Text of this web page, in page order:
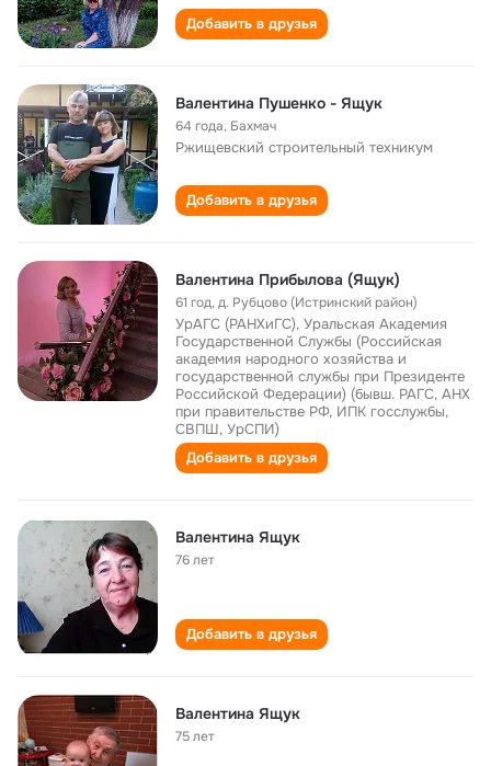
Добавить в друзья
Валентина Пушенко - Ящук
64 года, Бахмач
Ржищевский строительный техникум
Добавить в друзья
Валентина Прибылова (Ящук)
61 год,д. Рубцово (Истринский район)
УрАГС (РАНХиГС), Уральская Академия
Государственной Службы (Российская
академия народного хозяйства и
государственной службы при Президенте
Российской Федерации) (бывш. РАГС, АНХ
при правительстве РФ, ИПК госслужбы,
СВПШ, УрСПИ)
Добавить в друзья
Валентина Ящук
76 лет
Добавить в друзья
Валентина Ящук
75 лет